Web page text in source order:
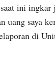
ini ingkar
uang saya
di